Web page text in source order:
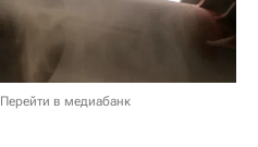
Перейти в медиабанк